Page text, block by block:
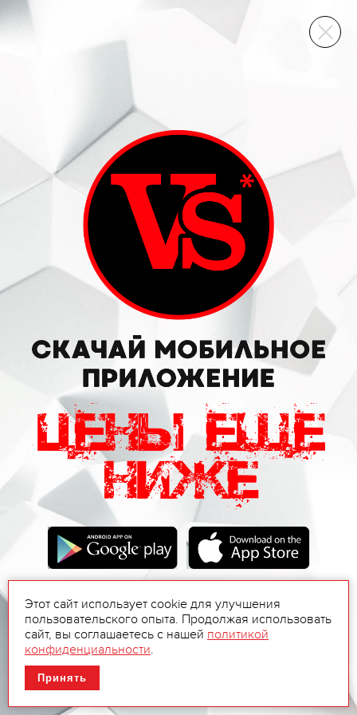
ВИННЫЙ СКЛАД
Этот сайт использует cookie для улучшения
пользовательского опыта. Продолжая использовать
сайт, вы соглашаетесь с нашей политикой
конфиденциальности.
Принять